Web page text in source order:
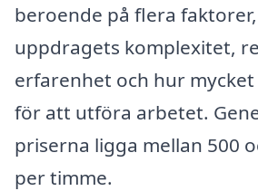
beroende på flera
uppdragets komplexitet,
erfarenhet och hur
för att utföra arbetet.
priserna ligga mellan 500
per timme.